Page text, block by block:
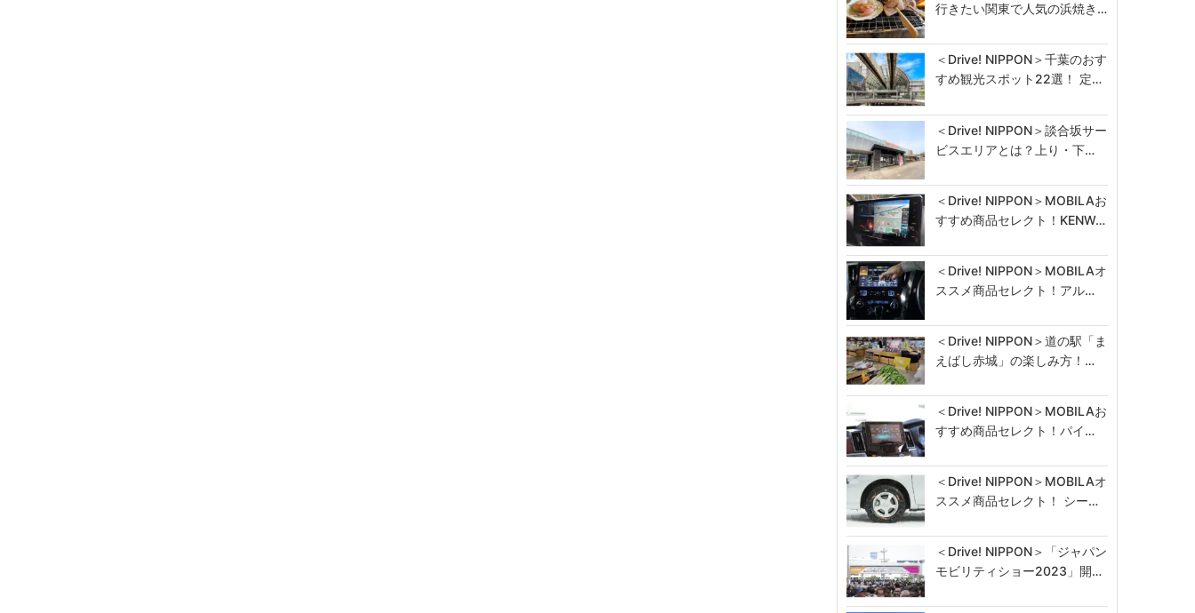
行きたい関東で人気の浜焼き…
＜Drive! NIPPON＞千葉のおす
すめ観光スポット22選！ 定…
＜Drive! NIPPON＞談合坂サー
ビスエリアとは？上り・下…
＜Drive! NIPPON＞MOBILAお
すすめ商品セレクト！KENW…
＜Drive! NIPPON＞MOBILAオ
ススメ商品セレクト！アル…
＜Drive! NIPPON＞道の駅「ま
えばし赤城」の楽しみ方！…
＜Drive! NIPPON＞MOBILAお
すすめ商品セレクト！パイ…
＜Drive! NIPPON＞MOBILAオ
ススメ商品セレクト！ シー…
＜Drive! NIPPON＞「ジャパン
モビリティショー2023」開…